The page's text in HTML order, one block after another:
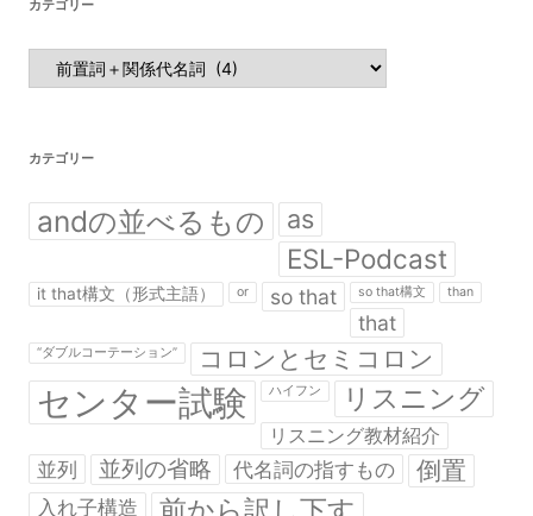
カテゴリー
カ
ゴ
カテゴリー
andの並べるもの as
ESL-Podcast
it that構文（形式主語） or so that so that構文 than
that
“ダブルコーテーション” コロンとセミコロン
センター試験 ハイフン リスニング
リスニング教材紹介
並列 並列の省略 代名詞の指すもの 倒置
入れ子構造 前から訳し下す